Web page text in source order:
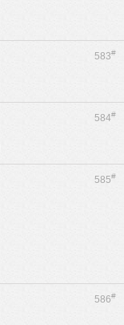
583#
584#
585#
586#